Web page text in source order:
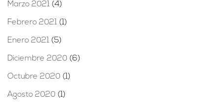
Marzo 2021 (4)
Febrero 2021 (1)
Enero 2021 (5)
Diciembre 2020 (6)
Octubre 2020 (1)
Agosto 2020 (1)